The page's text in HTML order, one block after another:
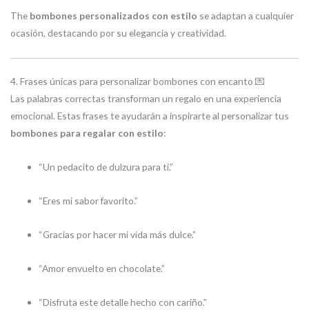
The bombones personalizados con estilo se adaptan a cualquier
ocasión, destacando por su elegancia y creatividad.
4. Frases únicas para personalizar bombones con encanto 💌
Las palabras correctas transforman un regalo en una experiencia
emocional. Estas frases te ayudarán a inspirarte al personalizar tus
bombones para regalar con estilo:
“Un pedacito de dulzura para ti.”
“Eres mi sabor favorito.”
“Gracias por hacer mi vida más dulce.”
“Amor envuelto en chocolate.”
“Disfruta este detalle hecho con cariño.”